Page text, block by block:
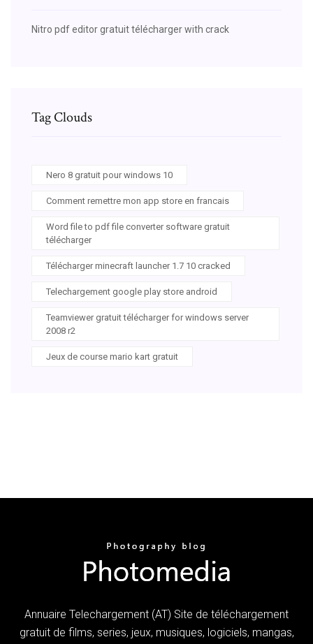
Nitro pdf editor gratuit télécharger with crack
Tag Clouds
Nero 8 gratuit pour windows 10
Comment remettre mon app store en francais
Word file to pdf file converter software gratuit
télécharger
Télécharger minecraft launcher 1.7 10 cracked
Telechargement google play store android
Teamviewer gratuit télécharger for windows server
2008 r2
Jeux de course mario kart gratuit
Annuaire Telechargement (AT) Site de téléchargement
gratuit de films, series, jeux, musiques, logiciels, mangas,